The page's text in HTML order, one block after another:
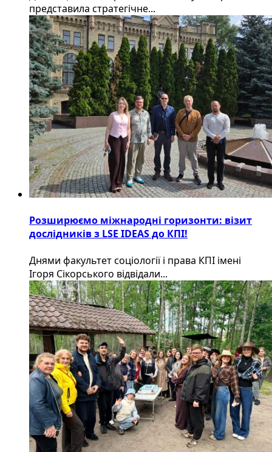
представила стратегічне...
Розширюємо міжнародні горизонти: візит
дослідників з LSE IDEAS до КПІ!
Днями факультет соціології і права КПІ імені
Ігоря Сікорського відвідали...